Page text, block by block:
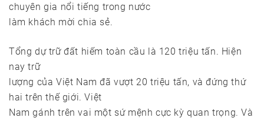
chuyên gia nổi tiếng trong nước
làm khách mời chia sẻ.
Tổng dự trữ đất hiếm toàn cầu là 120 triệu tấn. Hiện
nay trữ
lượng của Việt Nam đã vượt 20 triệu tấn, và đứng thứ
hai trên thế giới. Việt
Nam gánh trên vai một sứ mệnh cực kỳ quan trọng. Và